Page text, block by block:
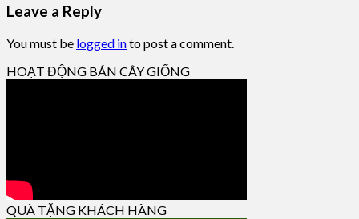
Leave a Reply
You must be logged into post a comment.
HOẠT ĐỘNG BÁN CÂY GIỐNG
QUÀ TẶNG KHÁCH HÀNG